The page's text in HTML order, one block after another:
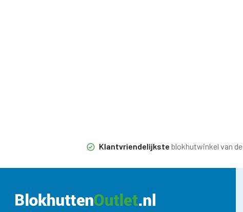
Klantvriendelijkste blokhutwinkel van de